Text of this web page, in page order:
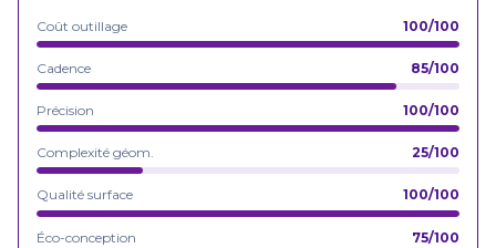
Coût outillage 100/100
Cadence 85/100
Précision 100/100
Complexité géom. 25/100
Qualité surface 100/100
Éco-conception 75/100